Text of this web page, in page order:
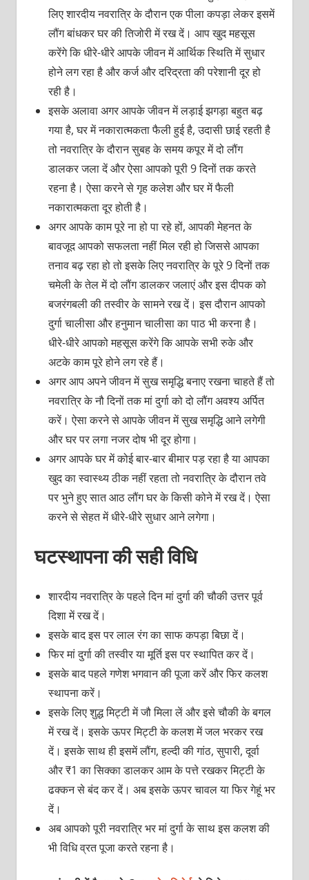
लिए शारदीय नवरात्रि के दौरान एक पीला कपड़ा लेकर इसमें
लौंग बांधकर घर की तिजोरी में रख दें। आप खुद महसूस
करेंगे कि धीरे-धीरे आपके जीवन में आर्थिक स्थिति में सुधार
होने लग रहा है और कर्ज और दरिद्रता की परेशानी दूर हो
रही है।
इसके अलावा अगर आपके जीवन में लड़ाई झगड़ा बहुत बढ़
गया है, घर में नकारात्मकता फैली हुई है, उदासी छाई रहती है
तो नवरात्रि के दौरान सुबह के समय कपूर में दो लौंग
डालकर जला दें और ऐसा आपको पूरी 9 दिनों तक करते
रहना है। ऐसा करने से गृह कलेश और घर में फैली
नकारात्मकता दूर होती है।
अगर आपके काम पूरे ना हो पा रहे हों, आपकी मेहनत के
बावजूद आपको सफलता नहीं मिल रही हो जिससे आपका
तनाव बढ़ रहा हो तो इसके लिए नवरात्रि के पूरे 9 दिनों तक
चमेली के तेल में दो लौंग डालकर जलाएं और इस दीपक को
बजरंगबली की तस्वीर के सामने रख दें। इस दौरान आपको
दुर्गा चालीसा और हनुमान चालीसा का पाठ भी करना है।
धीरे-धीरे आपको महसूस करेंगे कि आपके सभी रुके और
अटके काम पूरे होने लग रहे हैं।
अगर आप अपने जीवन में सुख समृद्धि बनाए रखना चाहते हैं तो
नवरात्रि के नौ दिनों तक मां दुर्गा को दो लौंग अवश्य अर्पित
करें। ऐसा करने से आपके जीवन में सुख समृद्धि आने लगेगी
और घर पर लगा नजर दोष भी दूर होगा।
अगर आपके घर में कोई बार-बार बीमार पड़ रहा है या आपका
खुद का स्वास्थ्य ठीक नहीं रहता तो नवरात्रि के दौरान तवे
पर भुने हुए सात आठ लौंग घर के किसी कोने में रख दें। ऐसा
करने से सेहत में धीरे-धीरे सुधार आने लगेगा।
घटस्थापना की सही विधि
शारदीय नवरात्रि के पहले दिन मां दुर्गा की चौकी उत्तर पूर्व
दिशा में रख दें।
इसके बाद इस पर लाल रंग का साफ कपड़ा बिछा दें।
फिर मां दुर्गा की तस्वीर या मूर्ति इस पर स्थापित कर दें।
इसके बाद पहले गणेश भगवान की पूजा करें और फिर कलश
स्थापना करें।
इसके लिए शुद्ध मिट्टी में जौ मिला लें और इसे चौकी के बगल
में रख दें। इसके ऊपर मिट्टी के कलश में जल भरकर रख
दें। इसके साथ ही इसमें लौंग, हल्दी की गांठ, सुपारी, दूर्वा
और ₹1 का सिक्का डालकर आम के पत्ते रखकर मिट्टी के
ढक्कन से बंद कर दें। अब इसके ऊपर चावल या फिर गेहूं भर
दें।
अब आपको पूरी नवरात्रि भर मां दुर्गा के साथ इस कलश की
भी विधि व्रत पूजा करते रहना है।